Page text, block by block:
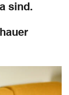
sind.